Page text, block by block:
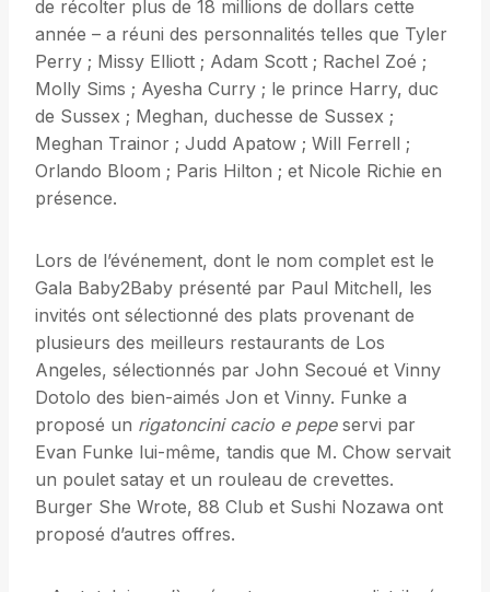
de récolter plus de 18 millions de dollars cette
année – a réuni des personnalités telles que Tyler
Perry ; Missy Elliott ; Adam Scott ; Rachel Zoé ;
Molly Sims ; Ayesha Curry ; le prince Harry, duc
de Sussex ; Meghan, duchesse de Sussex ;
Meghan Trainor ; Judd Apatow ; Will Ferrell ;
Orlando Bloom ; Paris Hilton ; et Nicole Richie en
présence.
Lors de l’événement, dont le nom complet est le
Gala Baby2Baby présenté par Paul Mitchell, les
invités ont sélectionné des plats provenant de
plusieurs des meilleurs restaurants de Los
Angeles, sélectionnés par John Secoué et Vinny
Dotolo des bien-aimés Jon et Vinny. Funke a
proposé un rigatoncini cacio e pepeservi par
Evan Funke lui-même, tandis que M. Chow servait
un poulet satay et un rouleau de crevettes.
Burger She Wrote, 88 Club et Sushi Nozawa ont
proposé d’autres offres.